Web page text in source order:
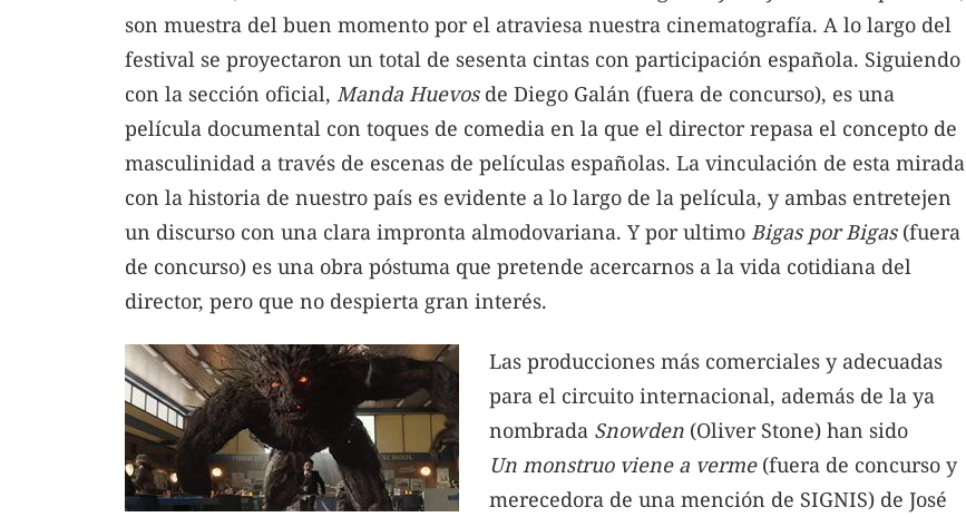
son muestra del buen momento por el atraviesa nuestra cinematografía. A lo largo del
festival se proyectaron un total de sesenta cintas con participación española. Siguiendo
con la sección oficial, Manda Huevosde Diego Galán (fuera de concurso), es una
película documental con toques de comedia en la que el director repasa el concepto de
masculinidad a través de escenas de películas españolas. La vinculación de esta mirada
con la historia de nuestro país es evidente a lo largo de la película, y ambas entretejen
un discurso con una clara impronta almodovariana. Y por ultimo Bigas por Bigas(fuera
de concurso) es una obra póstuma que pretende acercarnos a la vida cotidiana del
director, pero que no despierta gran interés.
Las producciones más comerciales y adecuadas
para el circuito internacional, además de la ya
nombrada Snowden (Oliver Stone) han sido
Un monstruo viene a verme(fuera de concurso y
merecedora de una mención de SIGNIS) de José